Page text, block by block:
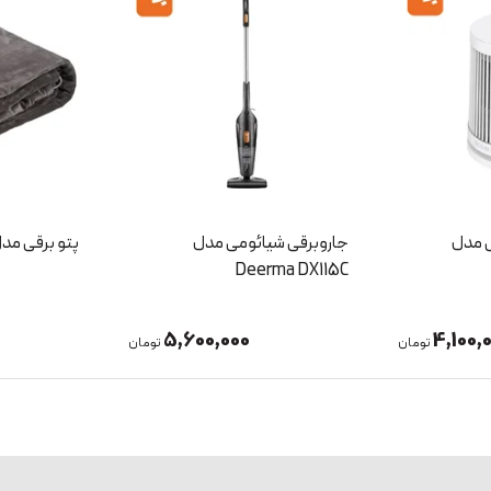
تومان
پتو برقی مدل LT-8091
3,000,000 تومان